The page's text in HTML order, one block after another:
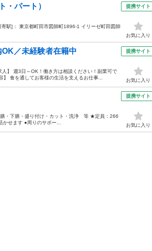
・パート）
駅]： 東京都町田市図師町1896-1 イリーゼ町田図師
提携サイト
お気に入り
／未経験者在籍中
】 週3日～OK！働き方は相談ください！副業可で
食を通してお客様の生活を支えるお仕事...
提携サイト
お気に入り
・下膳・盛り付け・カット・洗浄 等 ★定員：266
せます ●周りのサポー...
提携サイト
お気に入り